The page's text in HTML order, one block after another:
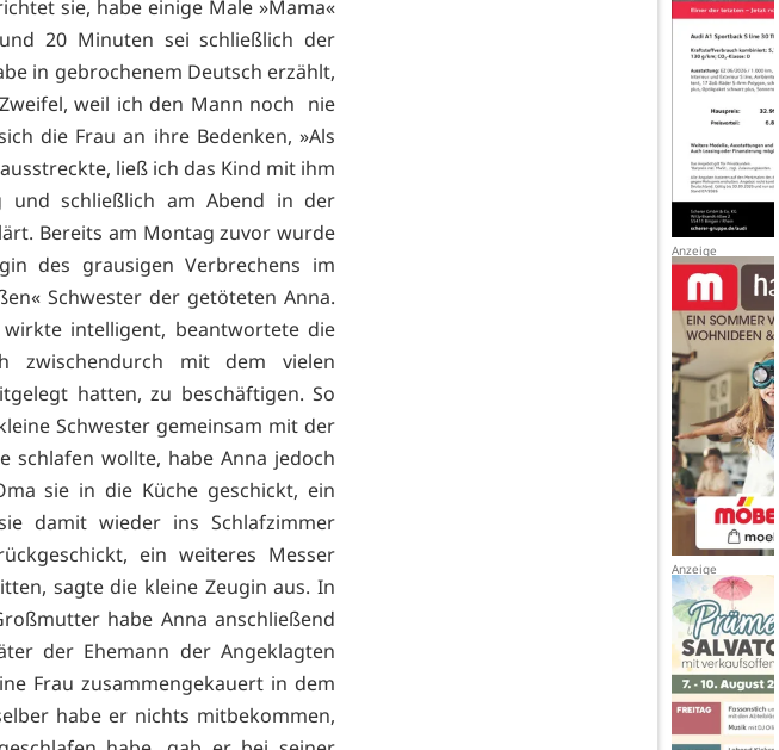
sie, habe einige Male »Mama«
20 Minuten sei schließlich der
in gebrochenem Deutsch erzählt,
weil ich den Mann noch nie
die Frau an ihre Bedenken, »Als
ließ ich das Kind mit ihm
und schließlich am Abend in der
Bereits am Montag zuvor wurde
des grausigen Verbrechens im
Schwester der getöteten Anna.
intelligent, beantwortete die
zwischendurch mit dem vielen
hatten, zu beschäftigen. So
Schwester gemeinsam mit der
schlafen wollte, habe Anna jedoch
sie in die Küche geschickt, ein
damit wieder ins Schlafzimmer
ein weiteres Messer
sagte die kleine Zeugin aus. In
habe Anna anschließend
der Ehemann der Angeklagten
Frau zusammengekauert in dem
habe er nichts mitbekommen,